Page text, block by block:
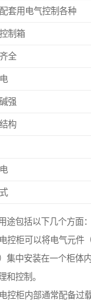
套用电气控制各种
制箱
全
强
构
途包括以下几个方面：
控柜可以将电气元件
集中安装在一个柜体
和控制。
控柜内部通常配备过